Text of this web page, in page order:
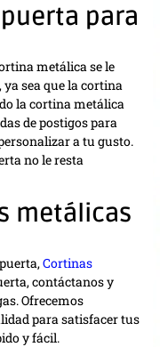
para
metálica se le
sea que la cortina
la cortina metálica
de postigos para
a tu gusto.
no le resta
metálicas
Cortinas
contáctanos y
Ofrecemos
para satisfacer tus
y fácil.